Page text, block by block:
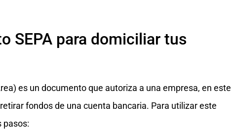
SEPA para domiciliar tus
es un documento que autoriza a una empresa, en este
fondos de una cuenta bancaria. Para utilizar este
pasos: